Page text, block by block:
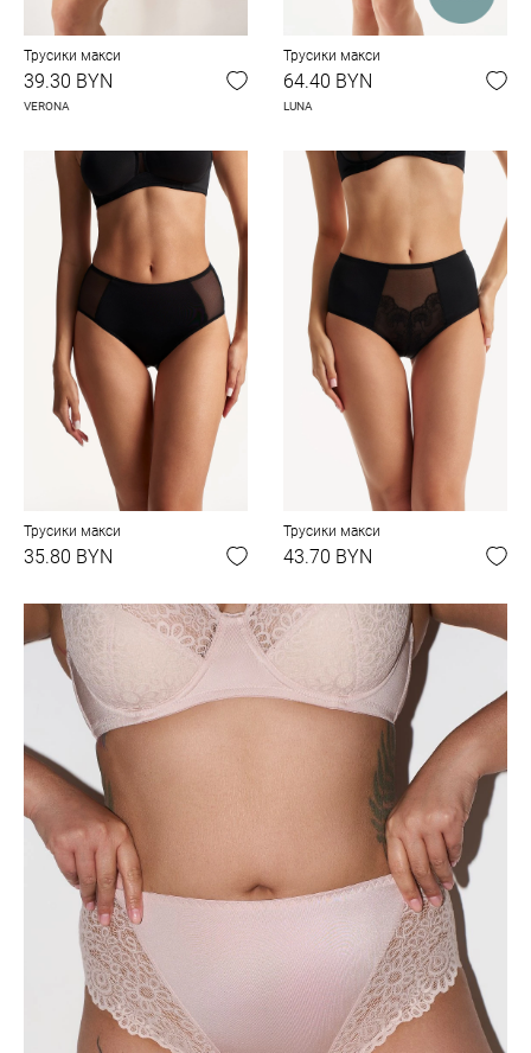
Трусики макси
39.30 BYN
VERONA
Трусики макси
64.40 BYN
LUNA
Трусики макси
35.80 BYN
Трусики макси
43.70 BYN